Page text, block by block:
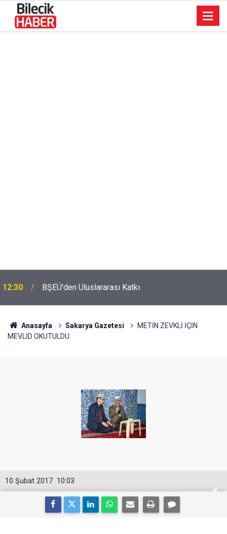
12:30 BŞEÜ'den Uluslararası Katkı
Anasayfa Sakarya Gazetesi
METİN ZEVKLİ İÇİN
MEVLİD OKUTULDU
10:03
10 Şubat 2017